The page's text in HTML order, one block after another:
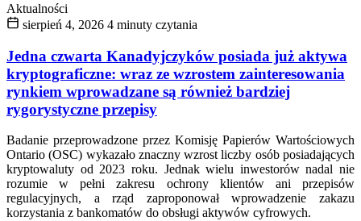
Aktualności
sierpień 4, 2026 4 minuty czytania
Jedna czwarta Kanadyjczyków posiada już aktywa
kryptograficzne: wraz ze wzrostem zainteresowania
rynkiem wprowadzane są również bardziej
rygorystyczne przepisy
Badanie przeprowadzone przez Komisję Papierów Wartościowych
Ontario (OSC) wykazało znaczny wzrost liczby osób posiadających
kryptowaluty od 2023 roku. Jednak wielu inwestorów nadal nie
rozumie w pełni zakresu ochrony klientów ani przepisów
regulacyjnych, a rząd zaproponował wprowadzenie zakazu
korzystania z bankomatów do obsługi aktywów cyfrowych.